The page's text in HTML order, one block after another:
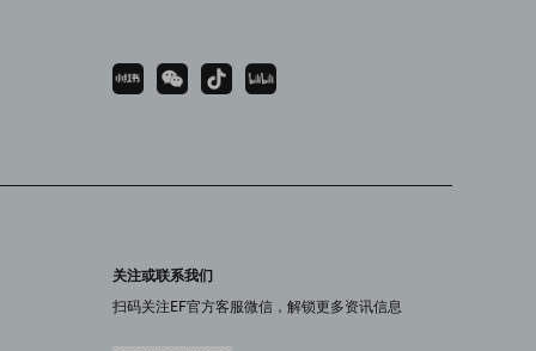
关注或联系我们
扫码关注EF官方客服微信，解锁更多资讯信息